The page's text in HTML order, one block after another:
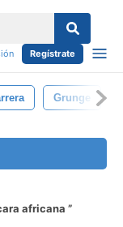
Regístrate
Grunge
africana